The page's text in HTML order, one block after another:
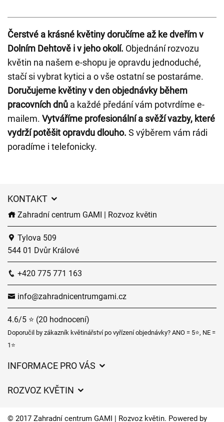
Čerstvé a krásné květiny doručíme až ke dveřím v
Dolním Dehtově i v jeho okolí. Objednání rozvozu
květin na našem e-shopu je opravdu jednoduché,
stačí si vybrat kytici a o vše ostatní se postaráme.
Doručujeme květiny v den objednávky během
pracovních dnů a každé předání vám potvrdíme e-
mailem. Vytváříme profesionální a svěží vazby, které
vydrží potěšit opravdu dlouho. S výběrem vám rádi
poradíme i telefonicky.
KONTAKT
Zahradní centrum GAMI | Rozvoz květin
Tylova 509
544 01 Dvůr Králové
+420 775 771 163
info@zahradnicentrumgami.cz
4.6/5 ⭐ (20 hodnocení)
Doporučil by zákazník květinářství po vyřízení objednávky? ANO = 5⭐, NE =
1⭐
INFORMACE PRO VÁS
Často kladené dotazy
ROZVOZ KVĚTIN
© 2017 Zahradní centrum GAMI | Rozvoz květin. Powered by